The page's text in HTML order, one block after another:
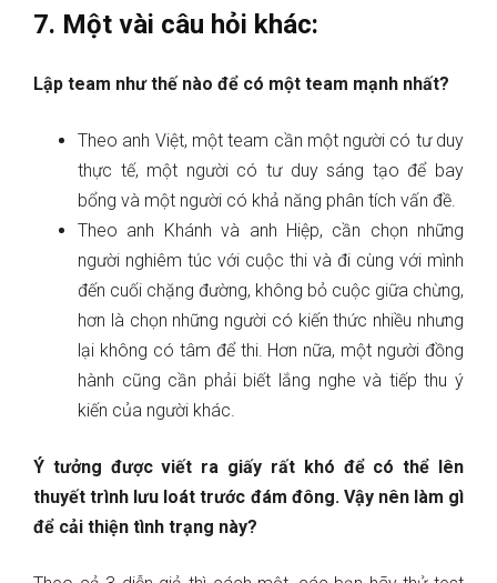
7. Một vài câu hỏi khác:
Lập team như thế nào để có một team mạnh nhất?
Theo anh Việt, một team cần một người có tư duy
thực tế, một người có tư duy sáng tạo để bay
bổng và một người có khả năng phân tích vấn đề.
Theo anh Khánh và anh Hiệp, cần chọn những
người nghiêm túc với cuộc thi và đi cùng với mình
đến cuối chặng đường, không bỏ cuộc giữa chừng,
hơn là chọn những người có kiến thức nhiều nhưng
lại không có tâm để thi. Hơn nữa, một người đồng
hành cũng cần phải biết lắng nghe và tiếp thu ý
kiến của người khác.
Ý tưởng được viết ra giấy rất khó để có thể lên
thuyết trình lưu loát trước đám đông. Vậy nên làm gì
để cải thiện tình trạng này?